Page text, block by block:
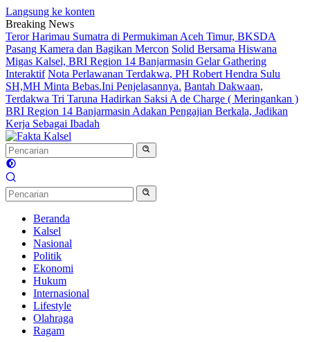
Langsung ke konten
Breaking News
Teror Harimau Sumatra di Permukiman Aceh Timur, BKSDA
Pasang Kamera dan Bagikan Mercon Solid Bersama Hiswana
Migas Kalsel, BRI Region 14 Banjarmasin Gelar Gathering
Interaktif Nota Perlawanan Terdakwa, PH Robert Hendra Sulu
SH,MH Minta Bebas.Ini Penjelasannya. Bantah Dakwaan,
Terdakwa Tri Taruna Hadirkan Saksi A de Charge ( Meringankan )
BRI Region 14 Banjarmasin Adakan Pengajian Berkala, Jadikan
Kerja Sebagai Ibadah
Beranda
Kalsel
Nasional
Politik
Ekonomi
Hukum
Internasional
Lifestyle
Olahraga
Ragam